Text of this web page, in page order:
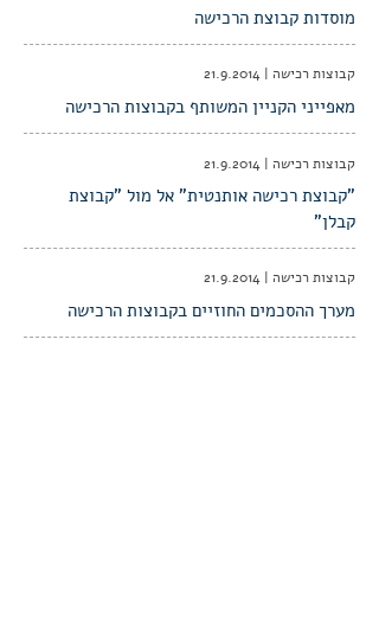
מוסדות קבוצת הרכישה
קבוצות רכישה | 21.9.2014
מאפייני הקניין המשותף בקבוצות הרכישה
קבוצות רכישה | 21.9.2014
"קבוצת רכישה אותנטית" אל מול "קבוצת
קבלן"
קבוצות רכישה | 21.9.2014
מערך ההסכמים החוזיים בקבוצות הרכישה